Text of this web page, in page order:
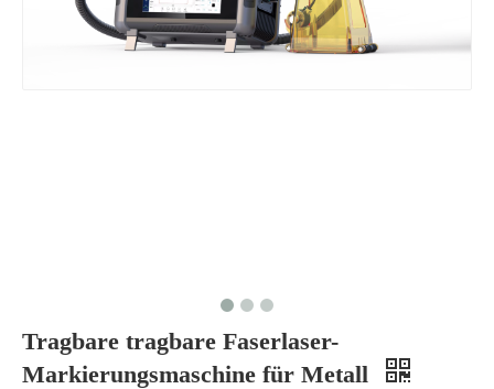
Tragbare tragbare Faserlaser-
Markierungsmaschine für Metall